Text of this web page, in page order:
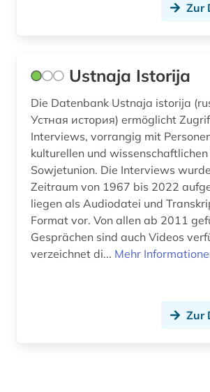
Zur
Ustnaja Istorija
Die Datenbank Ustnaja istorija
Устная история) ermöglicht
Interviews, vorrangig mit
kulturellen und
Sowjetunion. Die Interviews
Zeitraum von 1967 bis 2022
liegen als Audiodatei und
Format vor. Von allen ab 2011
Gesprächen sind auch Videos
verzeichnet di... Mehr
Zur